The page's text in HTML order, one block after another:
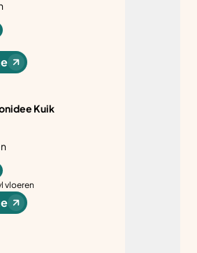
Kuik
vloeren